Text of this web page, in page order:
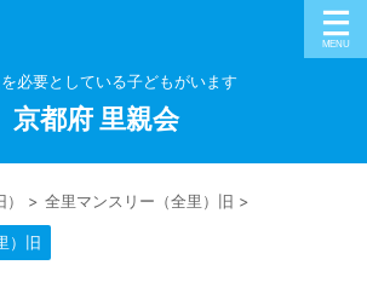
必要としている子どもがいます
京都府 里親会
> 全里マンスリー（全里）旧 >
）旧